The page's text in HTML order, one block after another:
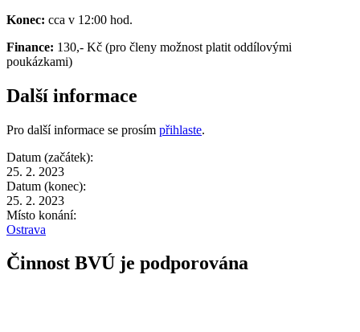
Konec: cca v 12:00 hod.
Finance: 130,- Kč (pro členy možnost platit oddílovými
poukázkami)
Další informace
Pro další informace se prosím přihlaste.
Datum (začátek):
25. 2. 2023
Datum (konec):
25. 2. 2023
Místo konání:
Ostrava
Činnost BVÚ je podporována